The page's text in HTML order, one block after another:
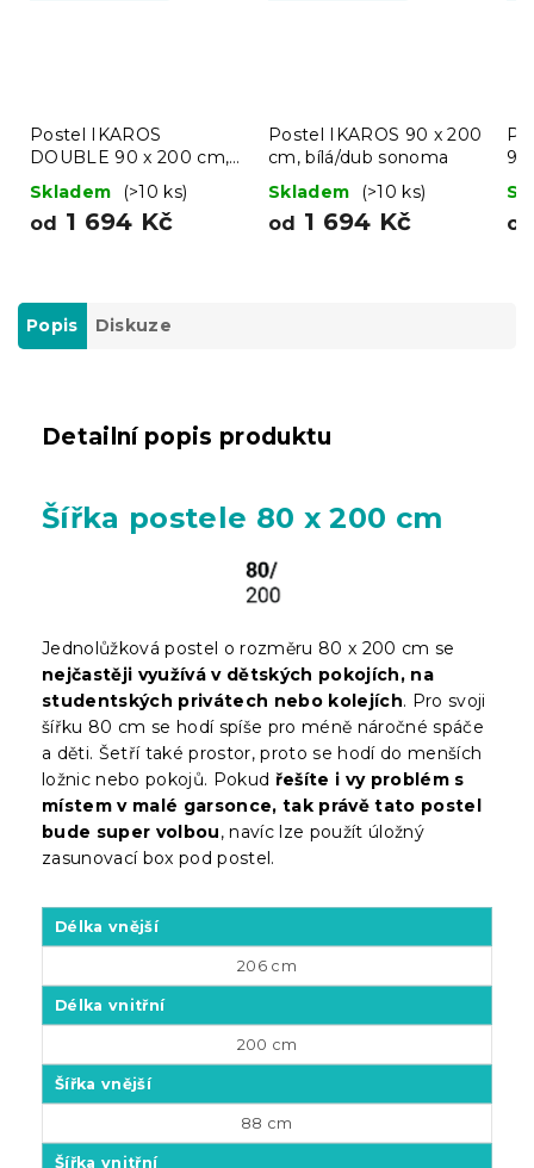
Postel IKAROS
DOUBLE 90 x 200 cm,
bílá/dub sonoma
Skladem (>10 ks)
od 1 694 Kč
Postel IKAROS 90 x 200
cm, bílá/dub sonoma
Skladem
(>10 ks)
od 1 694 Kč
90
od
Popis Diskuze
Detailní popis produktu
Šířka postele 80 x 200 cm
Jednolůžková postel o rozměru 80 x 200 cm se
nejčastěji využívá v dětských pokojích, na
studentských privátech nebo kolejích. Pro svoji
šířku 80 cm se hodí spíše pro méně náročné spáče
a děti. Šetří také prostor, proto se hodí do menších
ložnic nebo pokojů. Pokud řešíte i vy problém s
místem v malé garsonce, tak právě tato postel
bude super volbou, navíc lze použít úložný
zasunovací box pod postel.
Délka vnější
206 cm
Délka vnitřní
200 cm
Šířka vnější
88 cm
Šířka vnitřní